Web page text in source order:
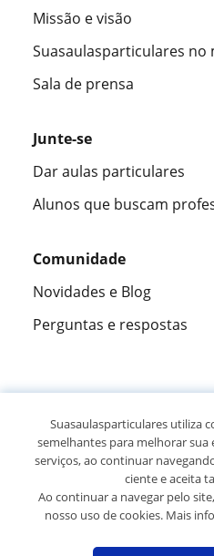
Missão e visão
Suasaulasparticulares no
Sala de prensa
Junte-se
Dar aulas particulares
Alunos que buscam
Comunidade
Novidades e Blog
Perguntas e respostas
305915
© 2007 - 2026
Mapa do site:
Suasaulasparticulares utiliza
semelhantes para melhorar sua
serviços, ao continuar
ciente e aceita
Ao continuar a navegar pelo
nosso uso de cookies. Mais